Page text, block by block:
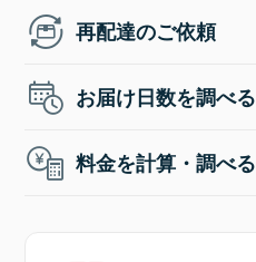
再配達のご依頼
お届け日数を調べる
料金を計算・調べる